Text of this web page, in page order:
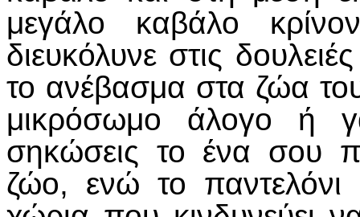
μεγάλο καβάλο
διευκόλυνε στις
το ανέβασμα στα ζώα
μικρόσωμο άλογο ή
σηκώσεις το ένα σου
ζώο, ενώ το παντελόνι